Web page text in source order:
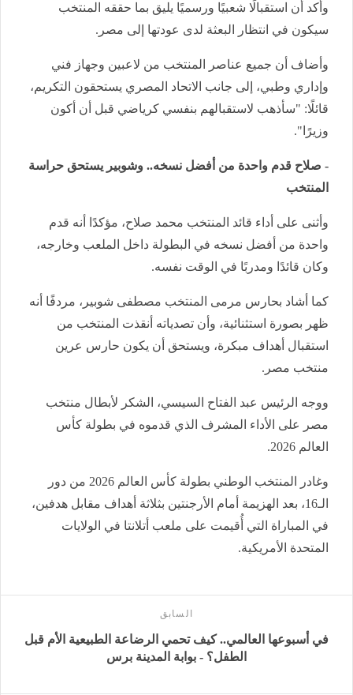
وأكد أن استقبالًا شعبيًا ورسميًا يليق بما حققه المنتخب
سيكون في انتظار البعثة لدى عودتها إلى مصر.
وأضاف أن جميع عناصر المنتخب من لاعبين وجهاز فني
وإداري وطبي، إلى جانب الاتحاد المصري يستحقون التكريم،
قائلًا: "سأذهب لاستقبالهم بنفسي كرياضي قبل أن أكون
وزيرًا".
- صلاح قدم واحدة من أفضل نسخه.. وشوبير يستحق حراسة
المنتخب
وأثنى على أداء قائد المنتخب محمد صلاح، مؤكدًا أنه قدم
واحدة من أفضل نسخه في البطولة داخل الملعب وخارجه،
وكان قائدًا ومدربًا في الوقت نفسه.
كما أشاد بحارس مرمى المنتخب مصطفى شوبير، مردفًا أنه
ظهر بصورة استثنائية، وأن تصدياته أنقذت المنتخب من
استقبال أهداف مبكرة، ويستحق أن يكون حارس عرين
منتخب مصر.
ووجه الرئيس عبد الفتاح السيسي، الشكر لأبطال منتخب
مصر على الأداء المشرف الذي قدموه في بطولة كأس
العالم 2026.
وغادر المنتخب الوطني بطولة كأس العالم 2026 من دور
الـ16، بعد الهزيمة أمام الأرجنتين بثلاثة أهداف مقابل هدفين،
في المباراة التي أُقيمت على ملعب أتلانتا في الولايات
المتحدة الأمريكية.
السابق
في أسبوعها العالمي.. كيف تحمي الرضاعة الطبيعية الأم قبل
الطفل؟ - بوابة المدينة برس